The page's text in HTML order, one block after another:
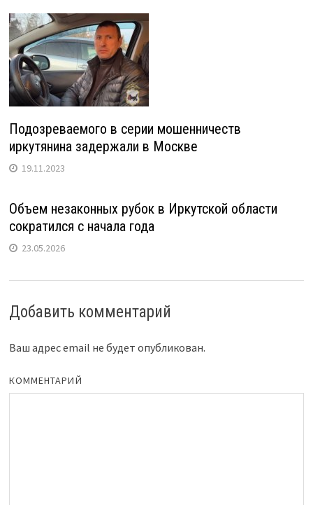
Подозреваемого в серии мошенничеств
иркутянина задержали в Москве
19.11.2023
Объем незаконных рубок в Иркутской области
сократился с начала года
23.05.2026
Добавить комментарий
Ваш адрес email не будет опубликован.
КОММЕНТАРИЙ